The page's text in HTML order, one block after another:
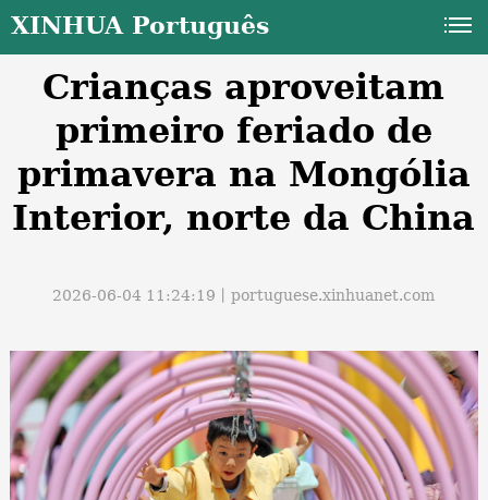
XINHUA Português
Crianças aproveitam
primeiro feriado de
primavera na Mongólia
Interior, norte da China
2026-06-04 11:24:19丨portuguese.xinhuanet.com